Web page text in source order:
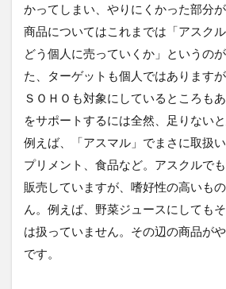
かってしまい、やりにくかった部分が
商品についてはこれまでは「アスク
どう個人に売っていくか」というの
た、ターゲットも個人ではあります
ＳＯＨＯも対象にしているところも
をサポートするには全然、足りない
例えば、「アスマル」でまさに取扱
プリメント、食品など。アスクルで
販売していますが、嗜好性の高いも
ん。例えば、野菜ジュースにしても
は扱っていません。その辺の商品が
です。